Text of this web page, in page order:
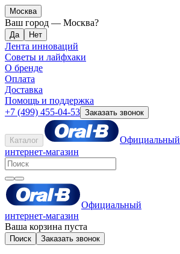
Москва
Ваш город — Москва?
Лента инноваций
Советы и лайфхаки
О бренде
Оплата
Доставка
Помощь и поддержка
+7 (499) 455-04-53 Заказать звонок
Каталог
Официальный
интернет-магазин
Официальный
интернет-магазин
Ваша корзина пуста
Поиск Заказать звонок